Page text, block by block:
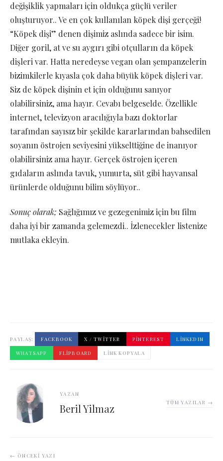
değişiklik yapmaları için oldukça güçlü veriler
oluşturuyor.. Ve en çok kullanılan köpek dişi gerçeği!
“Köpek dişi” denen dişimiz aslında sadece bir isim.
Diğer goril, at ve su aygırı gibi otçulların da köpek
dişleri var. Hatta neredeyse vegan olan şempanzelerin
bizimkilerle kıyasla çok daha büyük köpek dişleri var.
Siz de köpek dişinin et için olduğunu sanıyor
olabilirsiniz, ama hayır. Cevabı belgeselde. Özellikle
internet, televizyon aracılığıyla bazı doktorlar
tarafından sayısız bir şekilde kararlarından bahsedilen
soyanın östrojen seviyesini yükselttiğine de inanıyor
olabilirsiniz ama hayır. Gerçek östrojen içeren
gıdaların aslında tavuk, yumurta, süt gibi hayvansal
ürünlerde olduğunu bilim söylüyor..
Sonuç olarak; Sağlığımız ve gezegenimiz için bu film
daha iyi bir zamanda gelemezdi.. İzlenecekler listenize
mutlaka ekleyin.
PAYLAŞ: FACEBOOK X / TWITTER PINTEREST
LINKEDIN
WHATSAPP
FLIPBOARD LINK KOPYALA
YAZAN
Beril Yilmaz TÜM YAZILAR →
← ÖNCEKI YAZI